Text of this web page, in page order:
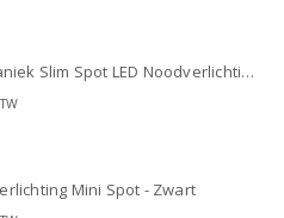
3-Fase Anti-Paniek Slim Spot LED Noodverlichting 3W - Wit
Mini Spot - Zwart